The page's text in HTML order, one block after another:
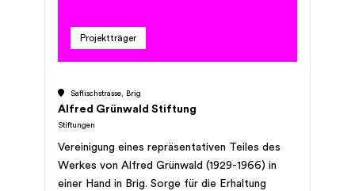
Projektträger
Saflischstrasse, Brig
Alfred Grünwald Stiftung
Stiftungen
Vereinigung eines repräsentativen Teiles des
Werkes von Alfred Grünwald (1929-1966) in
einer Hand in Brig. Sorge für die Erhaltung